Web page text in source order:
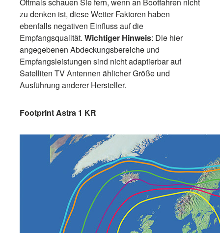
zu denken ist, diese Wetter Faktoren haben
ebenfalls negativen Einfluss auf die
Empfangsqualität. Wichtiger Hinweis: Die hier
angegebenen Abdeckungsbereiche und
Empfangsleistungen sind nicht adaptierbar auf
Satelliten TV Antennen ählicher Größe und
Ausführung anderer Hersteller.
Footprint Astra 1 KR